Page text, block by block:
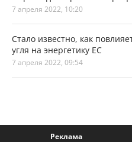
7 апреля 2022, 10:20
Стало известно, как
угля на энергетику ЕС
7 апреля 2022, 09:54
Реклама